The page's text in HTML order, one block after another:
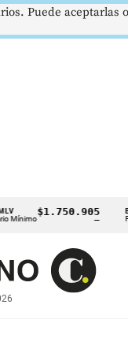
$1.750.905 BRENT
Petróleo
Puede aceptarlas